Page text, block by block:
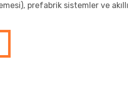
prefabrik sistemler ve